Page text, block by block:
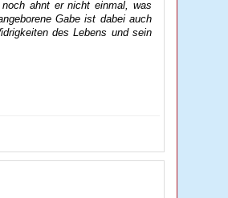
ahnt er nicht einmal, was
Gabe ist dabei auch
des Lebens und sein